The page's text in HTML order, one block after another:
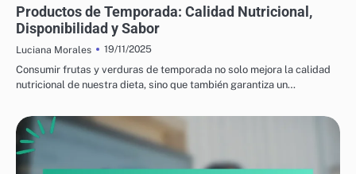
NUTRICIONAL
Productos de Temporada: Calidad Nutricional,
Disponibilidad y Sabor
Luciana Morales
19/11/2025
Consumir frutas y verduras de temporada no solo mejora la calidad
nutricional de nuestra dieta, sino que también garantiza un…